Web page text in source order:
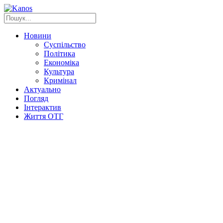
Новини
Суспільство
Політика
Економіка
Культура
Кримінал
Актуально
Погляд
Інтерактив
Життя ОТГ